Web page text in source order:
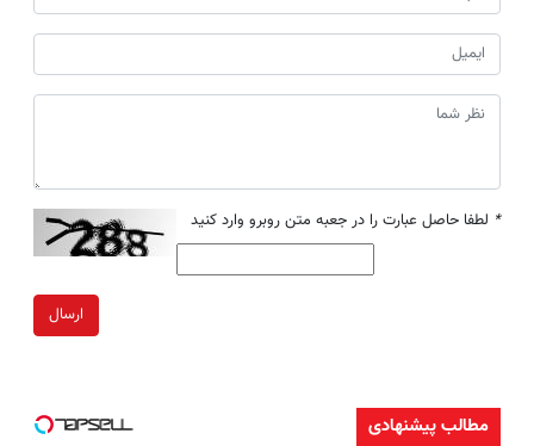
* لطفا حاصل عبارت را در جعبه متن روبرو وارد کنید
ارسال
مطالب پیشنهادی